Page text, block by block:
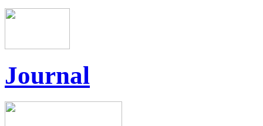
Journal